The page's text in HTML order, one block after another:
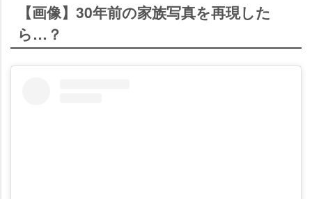
【画像】30年前の家族写真を再現した
ら…？